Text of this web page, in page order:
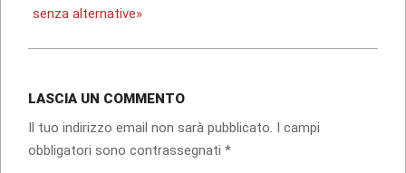
senza alternative»
LASCIA UN COMMENTO
Il tuo indirizzo email non sarà pubblicato. I campi
obbligatori sono contrassegnati *